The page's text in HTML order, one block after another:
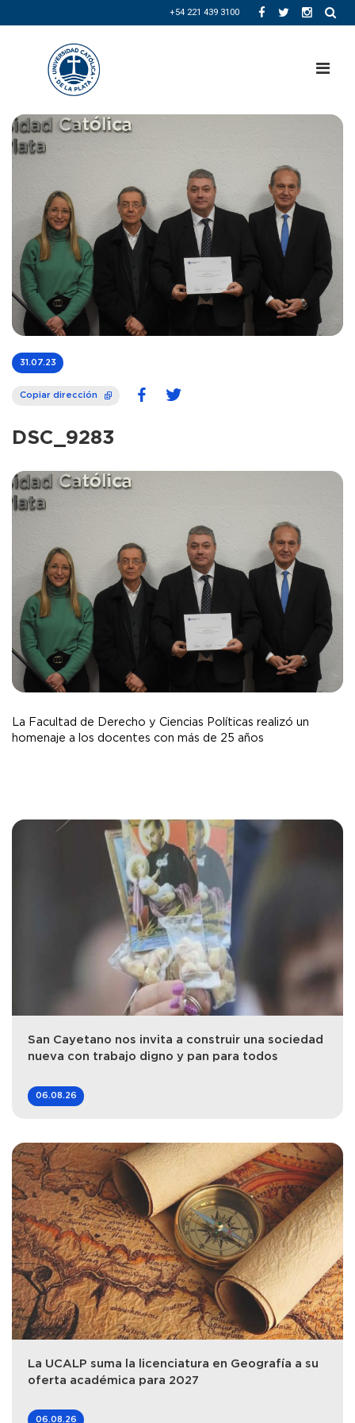
+54 221 439 3100
31.07.23
Copiar dirección
DSC_9283
La Facultad de Derecho y Ciencias Políticas realizó un
homenaje a los docentes con más de 25 años
San Cayetano nos invita a construir una sociedad
nueva con trabajo digno y pan para todos
06.08.26
La UCALP suma la licenciatura en Geografía a su
oferta académica para 2027
06.08.26